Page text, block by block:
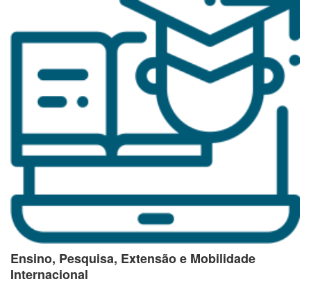
Ensino, Pesquisa, Extensão e Mobilidade
Internacional